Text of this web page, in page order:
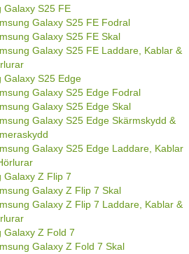
Galaxy S25 FE
Galaxy S25 FE Fodral
Galaxy S25 FE Skal
Galaxy S25 FE Laddare, Kablar &
Galaxy S25 Edge
Galaxy S25 Edge Fodral
Galaxy S25 Edge Skal
Galaxy S25 Edge Skärmskydd &
Galaxy S25 Edge Laddare, Kablar
Galaxy Z Flip 7
Galaxy Z Flip 7 Skal
Galaxy Z Flip 7 Laddare, Kablar &
Galaxy Z Fold 7
Galaxy Z Fold 7 Skal